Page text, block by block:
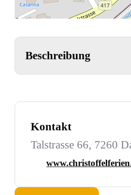
Beschreibung
Kontakt
Talstrasse 66, 7260